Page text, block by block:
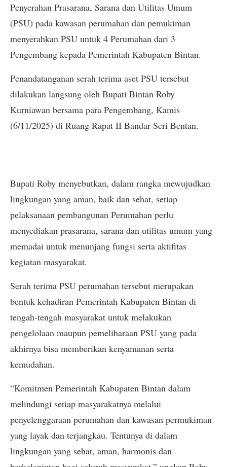
Penyerahan Prasarana, Sarana dan Utilitas Umum
(PSU) pada kawasan perumahan dan pemukiman
menyerahkan PSU untuk 4 Perumahan dari 3
Pengembang kepada Pemerintah Kabupaten Bintan.
Penandatanganan serah terima aset PSU tersebut
dilakukan langsung oleh Bupati Bintan Roby
Kurniawan bersama para Pengembang, Kamis
(6/11/2025) di Ruang Rapat II Bandar Seri Bentan.
Bupati Roby menyebutkan, dalam rangka mewujudkan
lingkungan yang aman, baik dan sehat, setiap
pelaksanaan pembangunan Perumahan perlu
menyediakan prasarana, sarana dan utilitas umum yang
memadai untuk menunjang fungsi serta aktifitas
kegiatan masyarakat.
Serah terima PSU perumahan tersebut merupakan
bentuk kehadiran Pemerintah Kabupaten Bintan di
tengah-tengah masyarakat untuk melakukan
pengelolaan maupun pemeliharaan PSU yang pada
akhirnya bisa memberikan kenyamanan serta
kemudahan.
“Komitmen Pemerintah Kabupaten Bintan dalam
melindungi setiap masyarakatnya melalui
penyelenggaraan perumahan dan kawasan permukiman
yang layak dan terjangkau. Tentunya di dalam
lingkungan yang sehat, aman, harmonis dan